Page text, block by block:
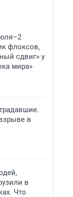
флоксов,
сдвиг» у
мира»
в
в
Что